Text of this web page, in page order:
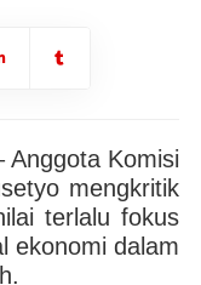
Anggota Komisi
mengkritik
terlalu fokus
ekonomi dalam